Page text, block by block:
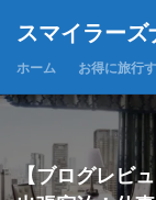
スマイラーズ
ホーム お得に旅行
【ブログレビ